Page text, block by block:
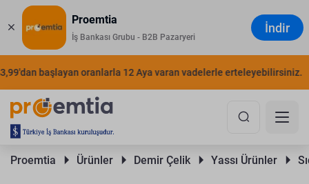
Proemtia
İş Bankası Grubu - B2B Pazaryeri
İndir
başlayan oranlarla 12 Aya varan vadelerle erteleyebilirsiniz.
Proemtia Ürünler Demir Çelik Yassı Ürünler